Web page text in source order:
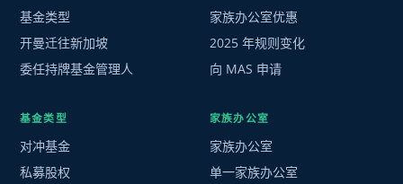
基金类型
开曼迁往新加坡
委任持牌基金管理人
家族办公室优惠
2025 年规则变化
向 MAS 申请
基金类型
对冲基金
私募股权
家族办公室
家族办公室
单一家族办公室